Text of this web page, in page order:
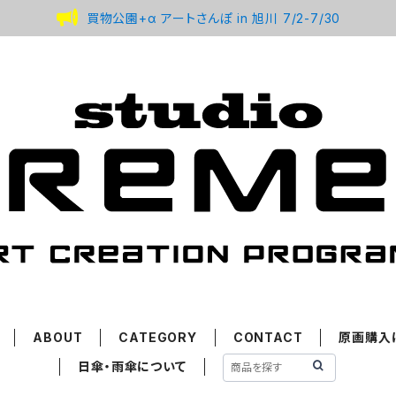
買物公園+α アートさんぽ in 旭川 7/2-7/30
ABOUT CATEGORY CONTACT
原画購入
日傘・雨傘について